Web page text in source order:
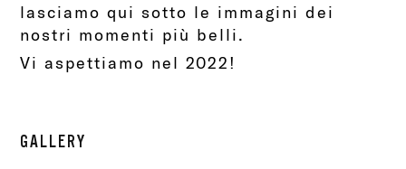
lasciamo qui sotto le immagini dei
nostri momenti più belli.
Vi aspettiamo nel 2022!
GALLERY